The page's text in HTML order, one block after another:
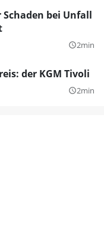
bei Unfall
query_builder2min
der KGM Tivoli
query_builder2min